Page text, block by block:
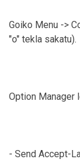
Goiko Menu ->
"o" tekla sakatu).
Option Manager
- Send Accept-